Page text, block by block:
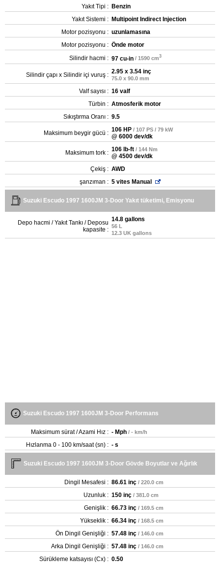
Yakıt Tipi : Benzin
Yakıt Sistemi : Multipoint Indirect Injection
Motor pozisyonu : uzunlamasına
Motor pozisyonu : Önde motor
Silindir hacmi : 97 cu-in / 1590 cm3
Silindir çapı x Silindir içi vuruş : 2.95 x 3.54 inç
75.0 x 90.0 mm
Valf sayısı : 16 valf
Türbin : Atmosferik motor
Sıkıştırma Oranı : 9.5
Maksimum beygir gücü : 106 HP / 107 PS / 79 kW
@ 6000 dev/dk
Maksimum tork : 106 lb-ft / 144 Nm
@ 4500 dev/dk
Çekiş : AWD
şanzıman : 5 vites Manual
Suzuki Escudo 1997 1600JM 3-Door Yakıt tüketimi, Emisyonu
Depo hacmi / Yakıt Tankı / Deposu
kapasite :
14.8 gallons
56 L
12.3 UK gallons
Suzuki Escudo 1997 1600JM 3-Door Performans
Maksimum sürat / Azami Hız : - Mph / - km/h
Hızlanma 0 - 100 km/saat (sn) : - s
Suzuki Escudo 1997 1600JM 3-Door Gövde Boyutlar ve Ağırlık
Dingil Mesafesi : 86.61 inç / 220.0 cm
Uzunluk : 150 inç / 381.0 cm
Genişlik : 66.73 inç / 169.5 cm
Yükseklik : 66.34 inç / 168.5 cm
Ön Dingil Genişliği : 57.48 inç / 146.0 cm
Arka Dingil Genişliği : 57.48 inç / 146.0 cm
Sürükleme katsayısı (Cx) : 0.50